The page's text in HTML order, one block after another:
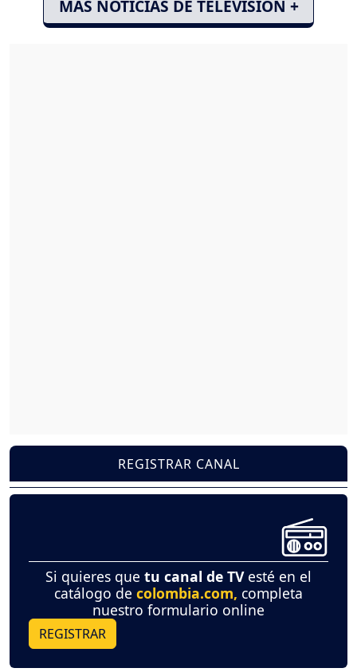
MÁS NOTICIAS DE TELEVISIÓN +
REGISTRAR CANAL
Si quieres que tu canal de TVesté en el
catálogo de colombia.com, completa
nuestro formulario online
REGISTRAR